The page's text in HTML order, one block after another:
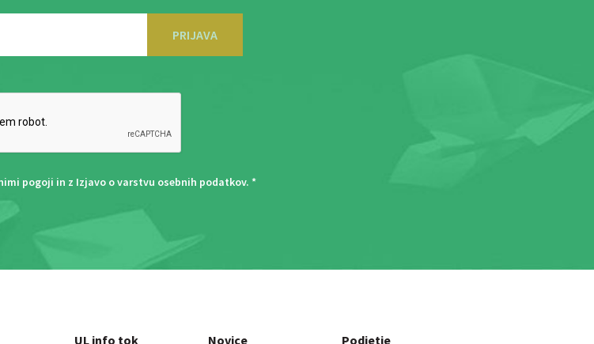
PRIJAVA
pogoji in z Izjavo o varstvu osebnih podatkov. *
UL info tok Novice Podjetje